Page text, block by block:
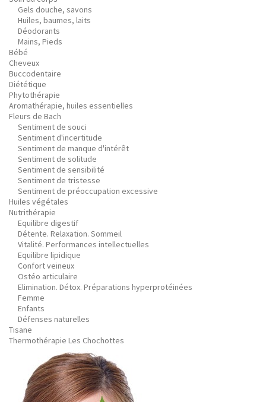
Gels douche, savons
Huiles, baumes, laits
Déodorants
Mains, Pieds
Bébé
Cheveux
Buccodentaire
Diététique
Phytothérapie
Aromathérapie, huiles essentielles
Fleurs de Bach
Sentiment de souci
Sentiment d'incertitude
Sentiment de manque d'intérêt
Sentiment de solitude
Sentiment de sensibilité
Sentiment de tristesse
Sentiment de préoccupation excessive
Huiles végétales
Nutrithérapie
Equilibre digestif
Détente. Relaxation. Sommeil
Vitalité. Performances intellectuelles
Equilibre lipidique
Confort veineux
Ostéo articulaire
Elimination. Détox. Préparations hyperprotéinées
Femme
Enfants
Défenses naturelles
Tisane
Thermothérapie Les Chochottes